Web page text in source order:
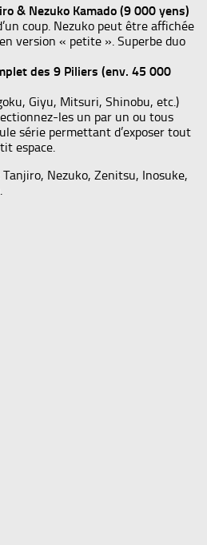
& Nezuko Kamado (9 000 yens)
coup. Nezuko peut être affichée
version « petite ». Superbe duo
des 9 Piliers (env. 45 000
Giyu, Mitsuri, Shinobu, etc.)
les un par un ou tous
série permettant d’exposer tout
espace.
Tanjiro, Nezuko, Zenitsu, Inosuke,